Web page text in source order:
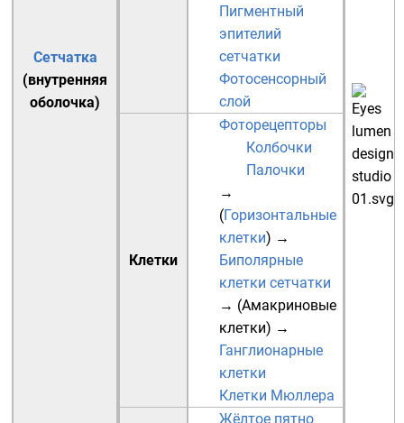
Сетчатка
(внутренняя
оболочка)
Пигментный
эпителий
сетчатки
Фотосенсорный
слой
Клетки
Фоторецепторы
Колбочки
Палочки
→
(Горизонтальные
клетки) →
Биполярные
клетки сетчатки
→ (Амакриновые
клетки) →
Ганглионарные
клетки
Клетки Мюллера
Жёлтое пятно